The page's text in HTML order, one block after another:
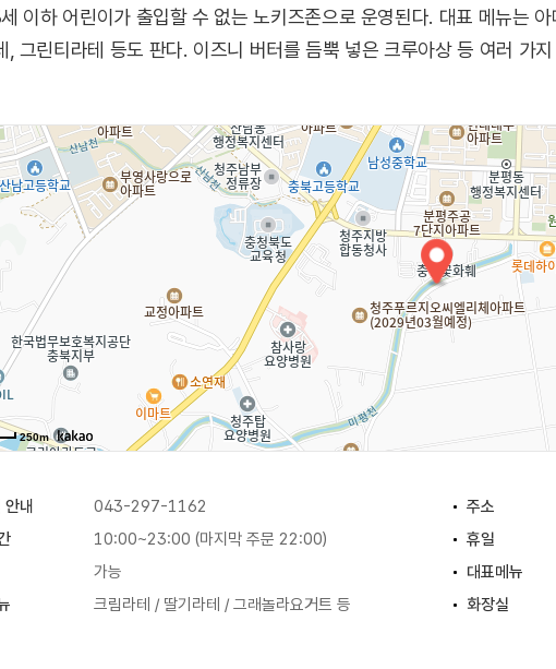
이하 어린이가 출입할 수 없는 노키즈존으로 운영된다. 대표 메뉴는 아
, 그린티라테 등도 판다. 이즈니 버터를 듬뿍 넣은 크루아상 등 여러 가
250m
내 043-297-1162 주소
10:00~23:00 (마지막 주문 22:00) 휴일
가능 대표메뉴
크림라테 / 딸기라테 / 그래놀라요거트 등 화장실